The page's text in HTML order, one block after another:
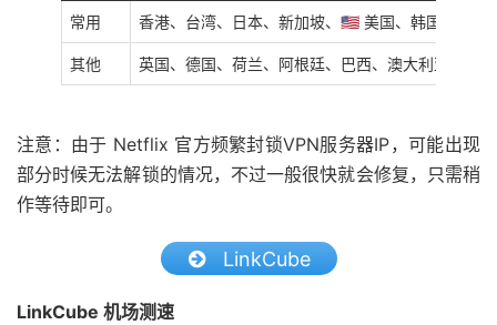
常用 香港、台湾、日本、新加坡、🇺🇸 美国、韩国
其他 英国、德国、荷兰、阿根廷、巴西、澳大利亚、印
注意：由于 Netflix 官方频繁封锁VPN服务器IP，可能出现
部分时候无法解锁的情况，不过一般很快就会修复，只需稍
作等待即可。
LinkCube
LinkCube 机场测速